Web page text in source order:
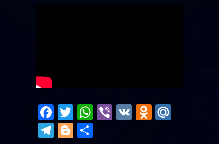
Facebook
TwitterWhatsApp
Viber
VK
Telegram
Blogger